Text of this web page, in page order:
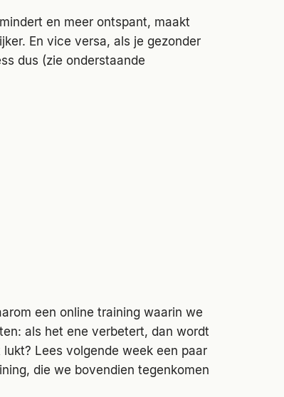
en meer ontspant, maakt
En vice versa, als je gezonder
dus (zie onderstaande
een online training waarin we
als het ene verbetert, dan wordt
Lees volgende week een paar
die we bovendien tegenkomen